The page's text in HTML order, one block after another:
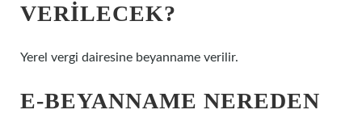
VERILECEK?
Yerel vergi dairesine beyanname verilir.
E-BEYANNAME NEREDEN